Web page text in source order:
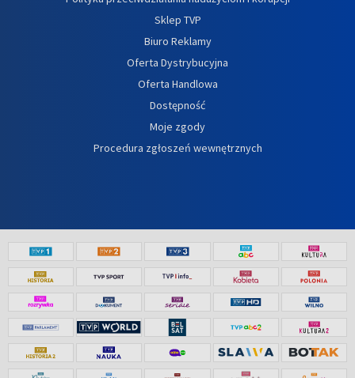
Sklep TVP
Biuro Reklamy
Oferta Dystrybucyjna
Oferta Handlowa
Dostępność
Moje zgody
Procedura zgłoszeń wewnętrznych